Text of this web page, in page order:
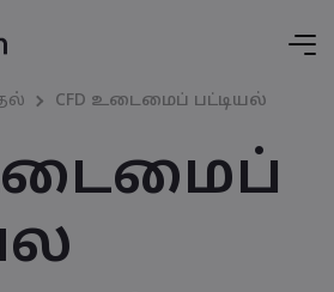
CFD உடைமைப் பட்டியல்